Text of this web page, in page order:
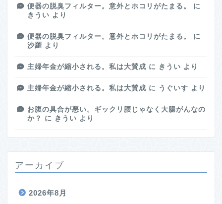
便器の脱臭フィルター。意外とホコリがたまる。
に
きうい より
便器の脱臭フィルター。意外とホコリがたまる。
に
沙羅 より
主婦年金が縮小される。私は大賛成 に きうい より
主婦年金が縮小される。私は大賛成 に うぐいす より
お腹の具合が悪い。ギックリ腰じゃなく大腸がんなの
か？
に きうい より
アーカイブ
2026年8月